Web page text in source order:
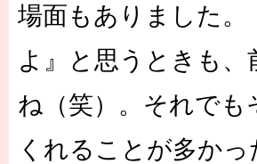
場面もありました
よ』と思うときも
ね（笑）。それで
くれることが多か